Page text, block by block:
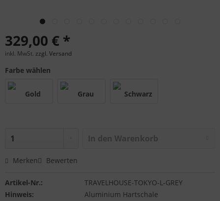
329,00 € *
inkl. MwSt. zzgl. Versand
Farbe wählen
In den Warenkorb
Merken Bewerten
Artikel-Nr.:
TRAVELHOUSE-TOKYO-L-GREY
Hinweis:
Aluminium Hartschale